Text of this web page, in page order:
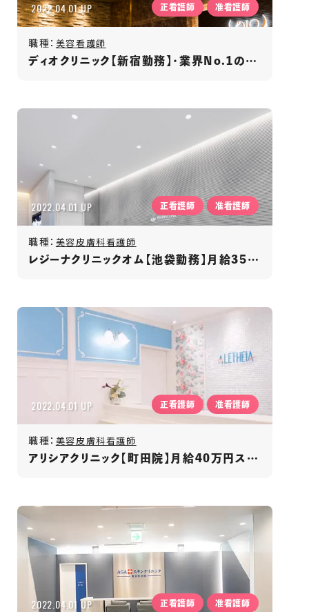
2022.04.01 UP 正看護師 准看護師
職種： 美容看護師
ディオクリニック【新宿勤務】・業界No.1の痩身クリニック！
2022.04.01 UP 正看護師 准看護師
職種： 美容皮膚科看護師
レジーナクリニックオム【池袋勤務】月給35万円～/年間休日120日以上/賞与年2回/男性専門クリニック
2022.04.01 UP 正看護師 准看護師
職種： 美容皮膚科看護師
アリシアクリニック【町田院】月給40万円スタート/研修・福利厚生充実/医療脱毛クリニック
2022.04.01 UP 正看護師 准看護師